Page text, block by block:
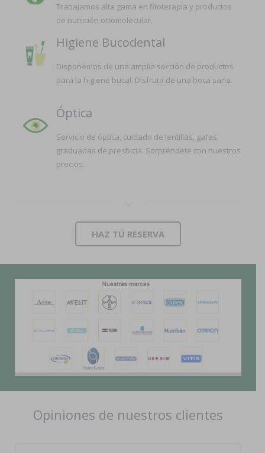
Trabajamos alta gama en fitoterapia y productos
de nutrición ortomolecular.
Higiene Bucodental
Disponemos de una amplia sección de productos
para la higiene bucal. Disfruta de una boca sana.
Óptica
Servicio de óptica, cuidado de lentillas, gafas
graduadas de presbicia. Sorpréndete con nuestros
precios.
HAZ TÚ RESERVA
Opiniones de nuestros clientes